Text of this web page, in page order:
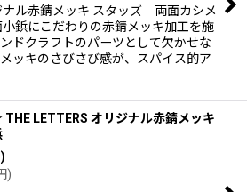
赤錆メッキ スタッズ 両面カシメ
鋲にこだわりの赤錆メッキ加工を施
ドクラフトのパーツとして欠かせな
ッキのさびさび感が、スパイス的ア
LETTERS オリジナル赤錆メッキ
)